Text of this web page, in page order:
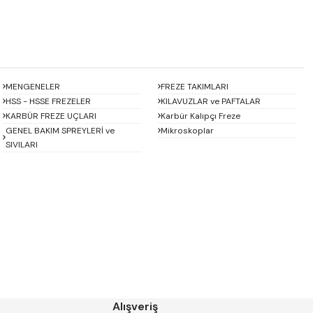
MENGENELER
FREZE TAKIMLARI
HSS - HSSE FREZELER
KILAVUZLAR ve PAFTALAR
KARBÜR FREZE UÇLARI
Karbür Kalıpçı Freze
GENEL BAKIM SPREYLERİ ve
SIVILARI
Mikroskoplar
Alışveriş